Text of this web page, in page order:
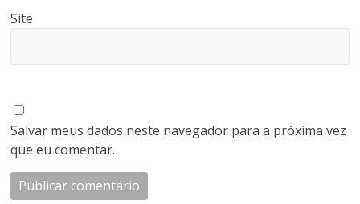
Site
Salvar meus dados neste navegador para a próxima vez
que eu comentar.